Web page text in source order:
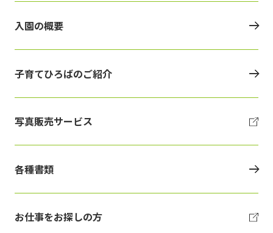
入園の概要
子育てひろばのご紹介
写真販売サービス
各種書類
お仕事をお探しの方